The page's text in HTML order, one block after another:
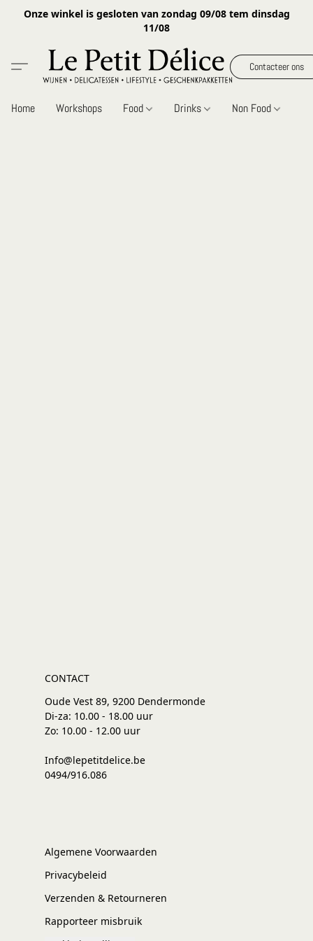
Onze winkel is gesloten van zondag 09/08 tem dinsdag
11/08
Contacteer ons
Home Workshops Food Drinks Non Food
CONTACT
Oude Vest 89, 9200 Dendermonde
Di-za: 10.00 - 18.00 uur
Zo: 10.00 - 12.00 uur
Info@lepetitdelice.be
0494/916.086
Algemene Voorwaarden
Privacybeleid
Verzenden & Retourneren
Rapporteer misbruik